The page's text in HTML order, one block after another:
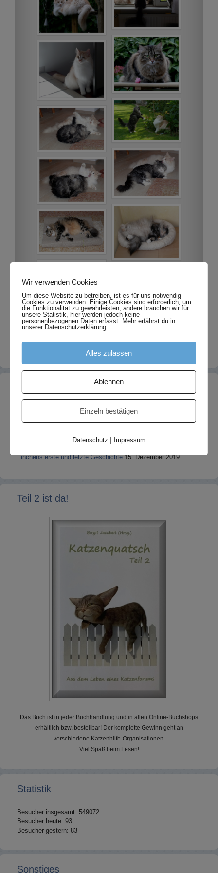
Umzug meiner Fotoseite 4. August 2023
Nelsis letzte Geschichte 8. Juni 2022
Ein paar Januar-Fotos 2020 sind online
Finchens erste und letzte Geschichte 15. Dezember 2019
Teil 2 ist da!
Das Buch ist in jeder Buchhandlung und in allen Online-Buchshops
erhältlich bzw. bestellbar! Der komplette Gewinn geht an
verschiedene Katzenhilfe-Organisationen.
Viel Spaß beim Lesen!
Statistik
Besucher insgesamt: 549072
Besucher heute: 93
Besucher gestern: 83
Sonstiges
Wir verwenden Cookies
Um diese Website zu betreiben, ist es für uns notwendig
Cookies zu verwenden. Einige Cookies sind erforderlich, um
die Funktionalität zu gewährleisten, andere brauchen wir für
unsere Statistik, hier werden jedoch keine
personenbezogenen Daten erfasst. Mehr erfährst du in
unserer Datenschutzerklärung.
Alles zulassen
Ablehnen
Einzeln bestätigen
Datenschutz | Impressum